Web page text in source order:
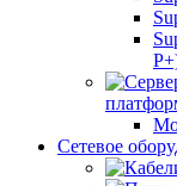
Сетевое